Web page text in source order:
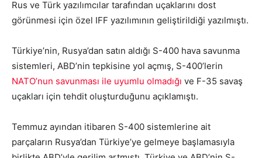
Rus ve Türk yazılımcılar tarafından uçaklarını dost
görünmesi için özel IFF yazılımının geliştirildiği yazılmıştı.
Türkiye’nin, Rusya’dan satın aldığı S-400 hava savunma
sistemleri, ABD’nin tepkisine yol açmış, S-400’lerin
NATO’nun savunması ile uyumlu olmadığı ve F-35 savaş
uçakları için tehdit oluşturduğunu açıklamıştı.
Temmuz ayından itibaren S-400 sistemlerine ait
parçaların Rusya’dan Türkiye’ye gelmeye başlamasıyla